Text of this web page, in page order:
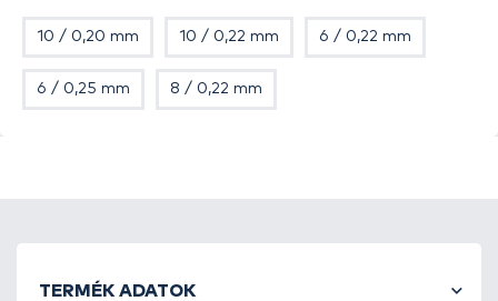
10 / 0,20 mm 10 / 0,22 mm 6 / 0,22 mm
6 / 0,25 mm 8 / 0,22 mm
TERMÉK ADATOK